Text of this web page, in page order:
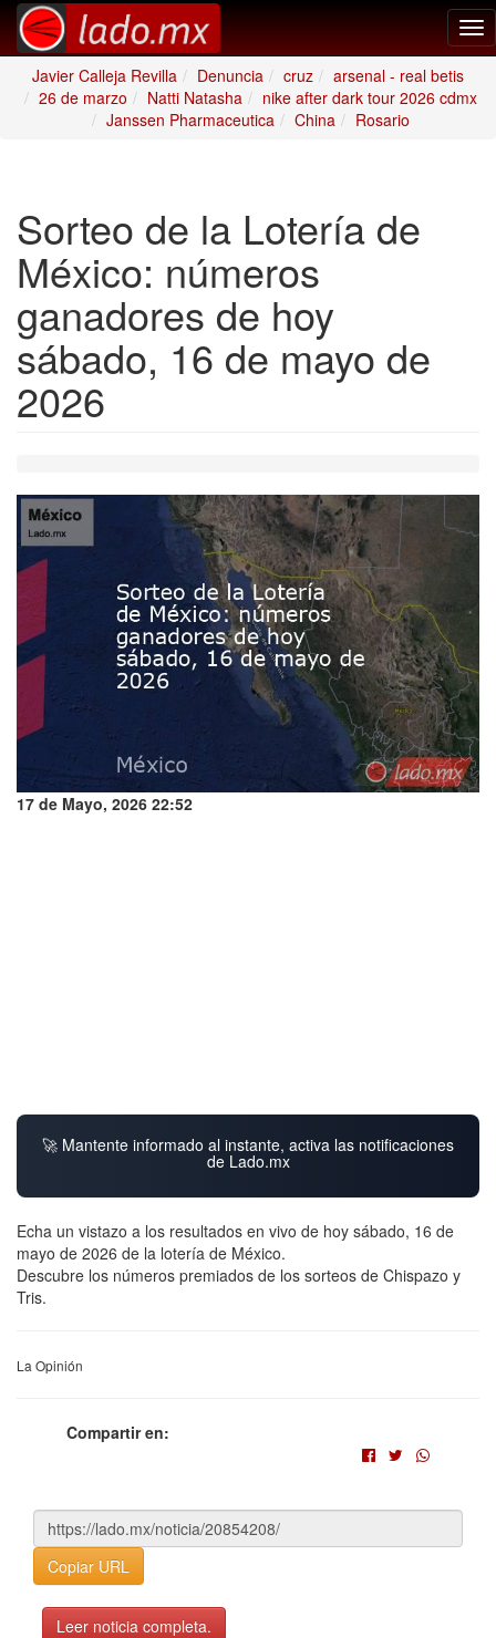
Javier Calleja Revilla
Denuncia cruz
arsenal - real betis
26 de marzo
Natti Natasha
nike after dark tour 2026 cdmx
Janssen Pharmaceutica
China Rosario
Sorteo de la Lotería de
México: números
ganadores de hoy
sábado, 16 de mayo de
2026
17 de Mayo, 2026 22:52
🚀 Mantente informado al instante, activa las notificaciones
de Lado.mx
Echa un vistazo a los resultados en vivo de hoy sábado, 16 de
mayo de 2026 de la lotería de México.
Descubre los números premiados de los sorteos de Chispazo y
Tris.
La Opinión
Compartir en:
Copiar URL
Leer noticia completa.